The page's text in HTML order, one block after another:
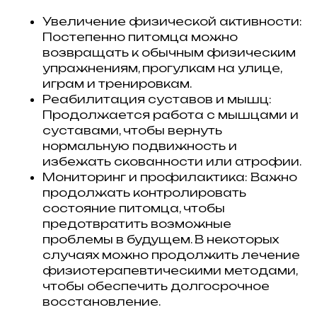
Увеличение физической активности:
Постепенно питомца можно
возвращать к обычным физическим
упражнениям, прогулкам на улице,
играм и тренировкам.
Реабилитация суставов и мышц:
Продолжается работа с мышцами и
суставами, чтобы вернуть
нормальную подвижность и
избежать скованности или атрофии.
Мониторинг и профилактика: Важно
продолжать контролировать
состояние питомца, чтобы
предотвратить возможные
проблемы в будущем. В некоторых
случаях можно продолжить лечение
физиотерапевтическими методами,
чтобы обеспечить долгосрочное
восстановление.